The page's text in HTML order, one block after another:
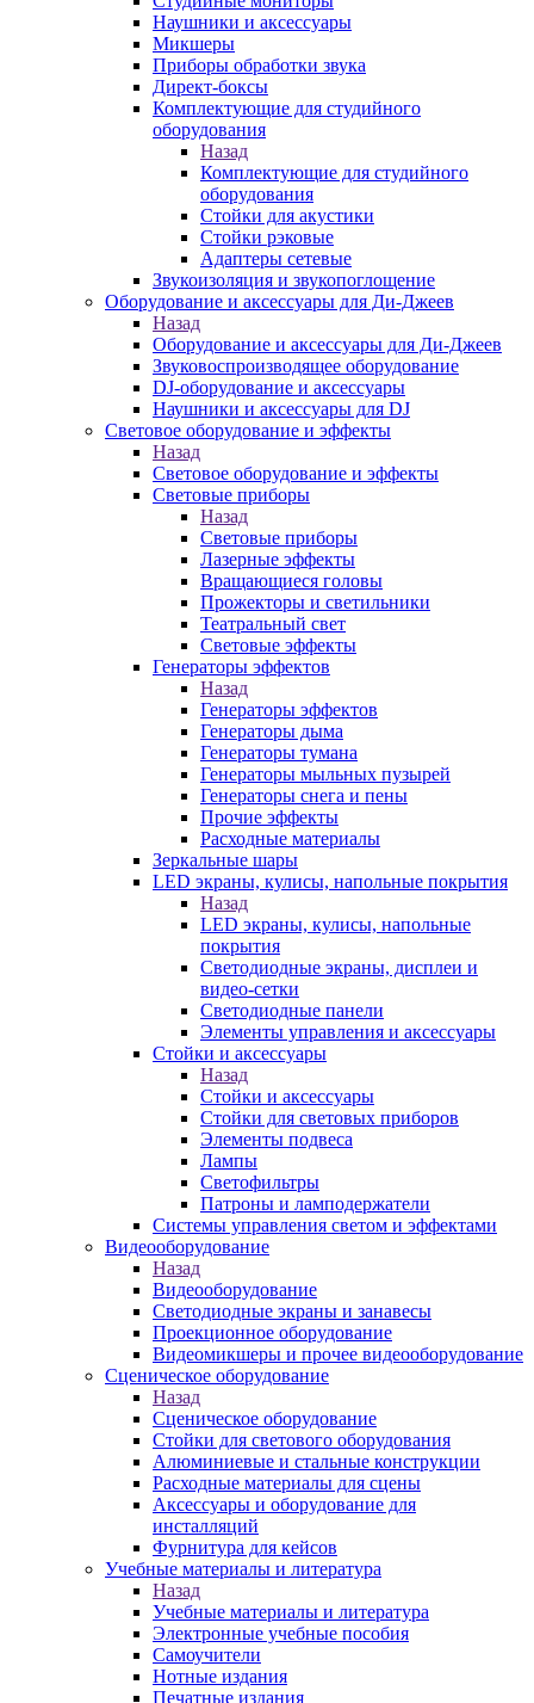
Наушники и аксессуары
Микшеры
Приборы обработки звука
Директ-боксы
Комплектующие для студийного
оборудования
Назад
Комплектующие для студийного
оборудования
Стойки для акустики
Стойки рэковые
Адаптеры сетевые
Звукоизоляция и звукопоглощение
Оборудование и аксессуары для Ди-Джеев
Назад
Оборудование и аксессуары для Ди-Джеев
Звуковоспроизводящее оборудование
DJ-оборудование и аксессуары
Наушники и аксессуары для DJ
Световое оборудование и эффекты
Назад
Световое оборудование и эффекты
Световые приборы
Назад
Световые приборы
Лазерные эффекты
Вращающиеся головы
Прожекторы и светильники
Театральный свет
Световые эффекты
Генераторы эффектов
Назад
Генераторы эффектов
Генераторы дыма
Генераторы тумана
Генераторы мыльных пузырей
Генераторы снега и пены
Прочие эффекты
Расходные материалы
Зеркальные шары
LED экраны, кулисы, напольные покрытия
Назад
LED экраны, кулисы, напольные
покрытия
Светодиодные экраны, дисплеи и
видео-сетки
Светодиодные панели
Элементы управления и аксессуары
Стойки и аксессуары
Назад
Стойки и аксессуары
Стойки для световых приборов
Элементы подвеса
Лампы
Светофильтры
Патроны и ламподержатели
Системы управления светом и эффектами
Видеооборудование
Назад
Видеооборудование
Светодиодные экраны и занавесы
Проекционное оборудование
Видеомикшеры и прочее видеооборудование
Сценическое оборудование
Назад
Сценическое оборудование
Стойки для светового оборудования
Алюминиевые и стальные конструкции
Расходные материалы для сцены
Аксессуары и оборудование для
инсталляций
Фурнитура для кейсов
Учебные материалы и литература
Назад
Учебные материалы и литература
Электронные учебные пособия
Самоучители
Нотные издания
Печатные издания